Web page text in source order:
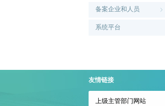
备案企业和人员
系统平台
友情链接
上级主管部门网站